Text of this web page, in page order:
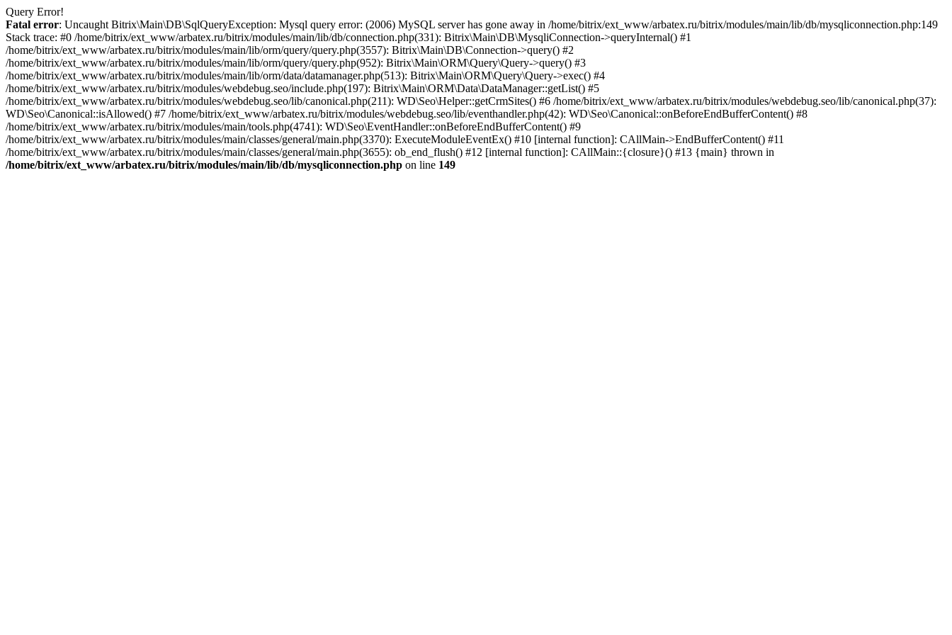
Query Error!
Fatal error: Uncaught Bitrix\Main\DB\SqlQueryException: Mysql query error: (2006) MySQL server has gone away in /home/bitrix/ext_www/arbatex.ru/bitrix/modules/main/lib/db/mysqliconnection.php:149
Stack trace: #0 /home/bitrix/ext_www/arbatex.ru/bitrix/modules/main/lib/db/connection.php(331): Bitrix\Main\DB\MysqliConnection->queryInternal() #1
/home/bitrix/ext_www/arbatex.ru/bitrix/modules/main/lib/orm/query/query.php(3557): Bitrix\Main\DB\Connection->query() #2
/home/bitrix/ext_www/arbatex.ru/bitrix/modules/main/lib/orm/query/query.php(952): Bitrix\Main\ORM\Query\Query->query() #3
/home/bitrix/ext_www/arbatex.ru/bitrix/modules/main/lib/orm/data/datamanager.php(513): Bitrix\Main\ORM\Query\Query->exec() #4
/home/bitrix/ext_www/arbatex.ru/bitrix/modules/webdebug.seo/include.php(197): Bitrix\Main\ORM\Data\DataManager::getList() #5
/home/bitrix/ext_www/arbatex.ru/bitrix/modules/webdebug.seo/lib/canonical.php(211): WD\Seo\Helper::getCrmSites() #6 /home/bitrix/ext_www/arbatex.ru/bitrix/modules/webdebug.seo/lib/canonical.php(37):
WD\Seo\Canonical::isAllowed() #7 /home/bitrix/ext_www/arbatex.ru/bitrix/modules/webdebug.seo/lib/eventhandler.php(42): WD\Seo\Canonical::onBeforeEndBufferContent() #8
/home/bitrix/ext_www/arbatex.ru/bitrix/modules/main/tools.php(4741): WD\Seo\EventHandler::onBeforeEndBufferContent() #9
/home/bitrix/ext_www/arbatex.ru/bitrix/modules/main/classes/general/main.php(3370): ExecuteModuleEventEx() #10 [internal function]: CAllMain->EndBufferContent() #11
/home/bitrix/ext_www/arbatex.ru/bitrix/modules/main/classes/general/main.php(3655): ob_end_flush() #12 [internal function]: CAllMain::{closure}() #13 {main} thrown in
/home/bitrix/ext_www/arbatex.ru/bitrix/modules/main/lib/db/mysqliconnection.php on line 149